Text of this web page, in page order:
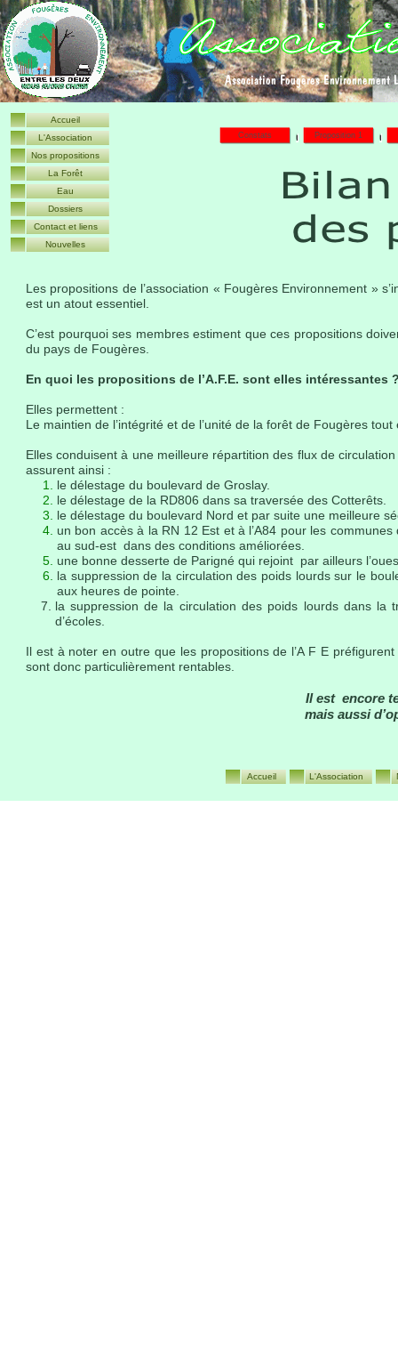
AssociationFougèresE
Accueil L'Association
Accueil
L'Association
Nos propositions
La Forêt
Eau
Dossiers
Contact et liens
Nouvelles
Les propositions de l’association « Fougères Environnement »
est un atout essentiel.
C’est pourquoi ses membres estiment que ces propositions
du pays de Fougères.
En quoi les propositions de l’A.F.E. sont elles intéressantes
Elles permettent :
Le maintien de l’intégrité et de l’unité de la forêt de Fougères
Elles conduisent à une meilleure répartition des flux de
assurent ainsi :
le délestage du boulevard de Groslay.
le délestage de la RD806 dans sa traversée des Cotterêts.
le délestage du boulevard Nord et par suite une meilleure
un bon accès à la RN 12 Est et à l’A84 pour les
au sud-est dans des conditions améliorées.
une bonne desserte de Parigné qui rejoint par ailleurs
la suppression de la circulation des poids lourds sur le
aux heures de pointe.
la suppression de la circulation des poids lourds dans
d’écoles.
Il est à noter en outre que les propositions de l’A F E
sont donc particulièrement rentables.
Il est encore
mais aussi
Constats Proposition 1